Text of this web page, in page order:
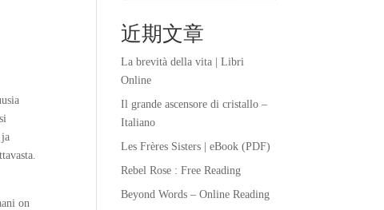
on
近期文章
La brevità della vita | Libri
Online
Il grande ascensore di cristallo –
Italiano
Les Frères Sisters | eBook (PDF)
Rebel Rose : Free Reading
Beyond Words – Online Reading